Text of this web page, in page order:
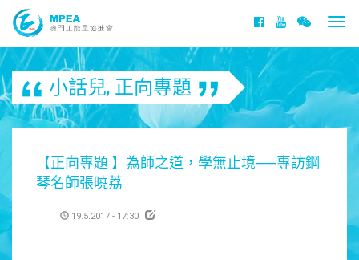
小話兒, 正向專題
【正向專題 】為師之道，學無止境──專訪鋼
琴名師張曉荔
19.5.2017 - 17:30